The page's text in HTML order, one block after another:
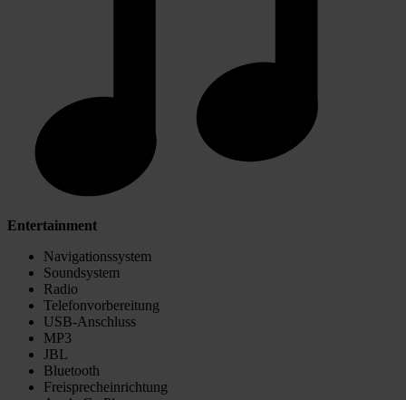
Entertainment
Navigationssystem
Soundsystem
Radio
Telefonvorbereitung
USB-Anschluss
MP3
JBL
Bluetooth
Freisprecheinrichtung